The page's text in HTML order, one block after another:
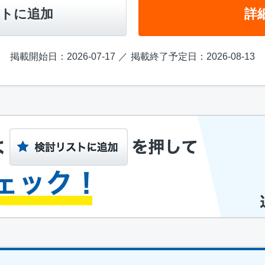
に追加 詳
掲載開始日：2026-07-17 掲載終了予定日：2026-08-13